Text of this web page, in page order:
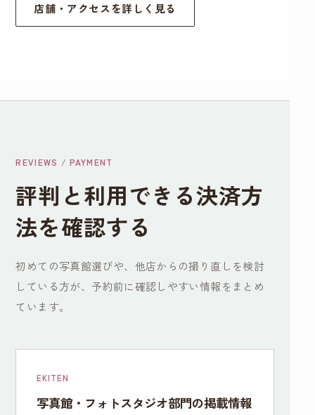
店舗・アクセスを詳しく見る
REVIEWS / PAYMENT
評判と利用できる決済方
法を確認する
初めての写真館選びや、他店からの撮り直しを検討
している方が、予約前に確認しやすい情報をまとめ
ています。
EKITEN
写真館・フォトスタジオ部門の掲載情報